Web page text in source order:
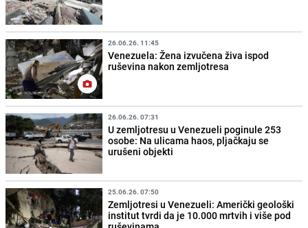
26.06.26. 11:45
Venezuela: Žena izvučena živa ispod
ruševina nakon zemljotresa
26.06.26. 07:31
U zemljotresu u Venezueli poginule 253
osobe: Na ulicama haos, pljačkaju se
urušeni objekti
25.06.26. 07:50
Zemljotresi u Venezueli: Američki geološki
institut tvrdi da je 10.000 mrtvih i više pod